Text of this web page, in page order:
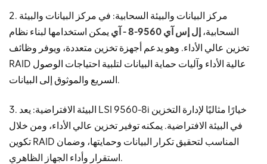
2. مركز البيانات والبيئة السحابية: في مركز البيانات والبيئة
السحابية، إل إس آي 9560-8 - آي
يمكن استخدامها لبناء نظام
تخزين عالي الأداء. وهو يدعم أجهزة تخزين متعددة، ويوفر وظائف
RAID عالية الأداء وآليات حماية البيانات لتلبية احتياجات الوصول
السريع والموثوق إلى البيانات.
3. البيئة الافتراضية: يعد LSI 9560-8i خيارًا مثاليًا لإدارة التخزين
في البيئة الافتراضية. يمكنه توفير تخزين عالي الأداء، ومن خلال
تكوين RAID المناسب لتحقيق تكرار البيانات وحمايتها، وضمان
استقرار وأداء الجهاز الظاهري.